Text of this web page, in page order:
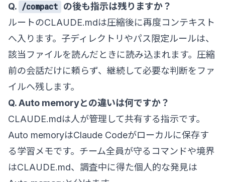
Q. /compact の後も指示は残りますか？
ルートのCLAUDE.mdは圧縮後に再度コンテキスト
へ入ります。子ディレクトリやパス限定ルールは、
該当ファイルを読んだときに読み込まれます。圧縮
前の会話だけに頼らず、継続して必要な判断をファ
イルへ残します。
Q. Auto memoryとの違いは何ですか？
CLAUDE.mdは人が管理して共有する指示です。
Auto memoryはClaude Codeがローカルに保存す
る学習メモです。チーム全員が守るコマンドや境界
はCLAUDE.md、調査中に得た個人的な発見は